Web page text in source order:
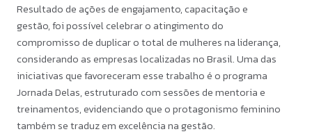
Resultado de ações de engajamento, capacitação e
gestão, foi possível celebrar o atingimento do
compromisso de duplicar o total de mulheres na liderança,
considerando as empresas locali­zadas no Brasil. Uma das
iniciativas que favoreceram esse trabalho é o programa
Jornada Delas, estruturado com sessões de mentoria e
treinamentos, eviden­ciando que o protagonismo feminino
também se traduz em excelência na gestão.